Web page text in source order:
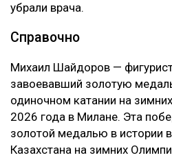
убрали врача.
Справочно
Михаил Шайдоров —
завоевавший золотую
одиночном катании на
2026 года в Милане. Эта
золотой медалью в истории
Казахстана на зимних